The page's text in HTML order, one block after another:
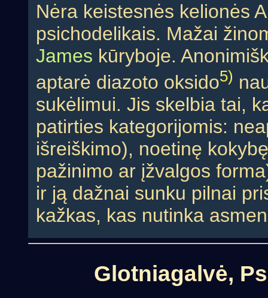
Nėra keistesnės kelionės
psichodelikais. Mažai
James kūryboje.
aptarė diazoto oksido5)
sukėlimui. Jis skelbia tai,
patirties kategorijomis:
išreiškimo), noetinę
pažinimo ar įžvalgos
ir ją dažnai sunku pilnai
kažkas, kas nutinka
Glotniagalvė,